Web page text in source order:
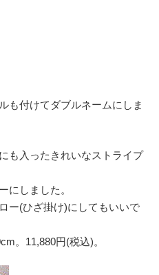
も付けてダブルネームにしま
も入ったきれいなストライプ
にしました。
ー(ひざ掛け)にしてもいいで
。11,880円(税込)。